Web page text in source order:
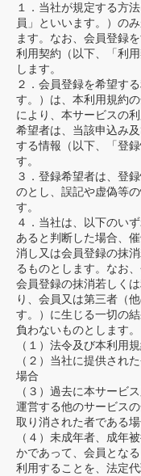
１．当社が規定する方
員」といいます。）の
ます。なお、会員登録
利用契約（以下、「利
します。
２．会員登録を希望す
す。）は、本利用規約
により、本サービスの
希望者は、当該申込み
する情報（以下、「登
す。
３．登録希望者は、登
のとし、誤記や虚偽等
す。
４．当社は、以下のい
あると判断した場合、
消し又は会員登録の抹
るものとします。なお
会員登録の抹消若しく
り、会員又は第三者（
す。）に生じる一切の
負わないものとします。
（１）法令及び本利用
（２）当社に提供され
場合
（３）過去に本サービ
運営する他のサービス
取り消された者である
（４）未成年者、成年
かであって、会員とな
利用することを、法定